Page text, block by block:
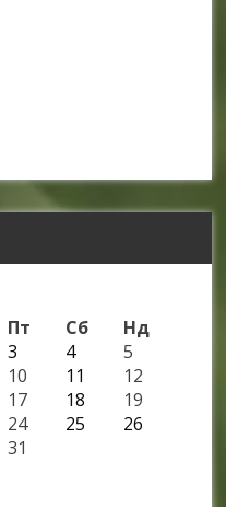
Пт Сб
Нд
3 4
5
10 11
12
17 18
19
24 25
26
31